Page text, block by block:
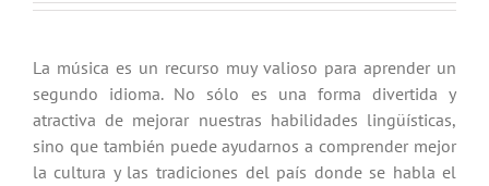
La música es un recurso muy valioso para aprender un
segundo idioma. No sólo es una forma divertida y
atractiva de mejorar nuestras habilidades lingüísticas,
sino que también puede ayudarnos a comprender mejor
la cultura y las tradiciones del país donde se habla el